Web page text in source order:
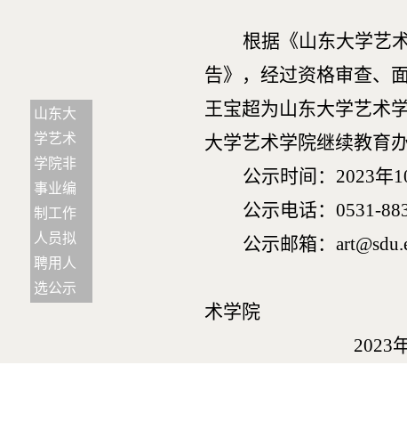
山东大
学艺术
学院非
事业编
制工作
人员拟
聘用人
选公示
根据《山东大学艺
告》，经过资格审查、
王宝超为山东大学艺术
大学艺术学院继续教育
公示时间：2023年
公示电话：0531-
公示邮箱：
山
术学院
2023年10